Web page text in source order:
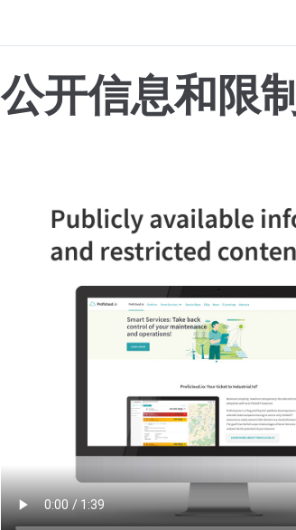
公开信息和限